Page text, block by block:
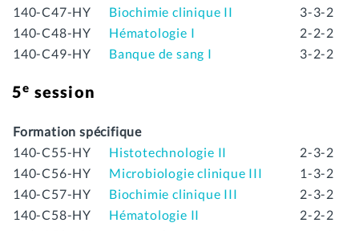
140-C47-HY
Biochimie clinique II
3-3-2
140-C48-HY
Hématologie I
2-2-2
140-C49-HY
Banque de sang I 3-2-2
5e session
Formation spécifique
140-C55-HY
Histotechnologie II
2-3-2
140-C56-HY
Microbiologie clinique III
1-3-2
140-C57-HY
Biochimie clinique III
2-3-2
140-C58-HY
Hématologie II
2-2-2